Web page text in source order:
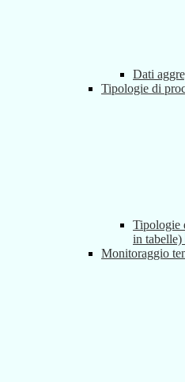
Dati
Tipologie di
Tipologie
in tabelle)
Monitoraggio